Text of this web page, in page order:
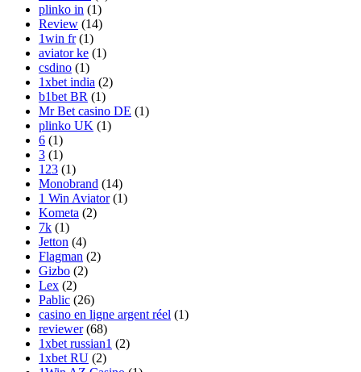
plinko in (1)
Review (14)
1win fr(1)
aviator ke (1)
csdino (1)
1xbet india (2)
b1bet BR (1)
Mr Bet casino DE (1)
plinko UK (1)
6 (1)
3 (1)
123 (1)
Monobrand (14)
1 Win Aviator(1)
Kometa (2)
7k (1)
Jetton (4)
Flagman (2)
Gizbo (2)
Lex (2)
Pablic (26)
casino en ligne argent réel (1)
reviewer(68)
1xbet russian1 (2)
1xbet RU (2)